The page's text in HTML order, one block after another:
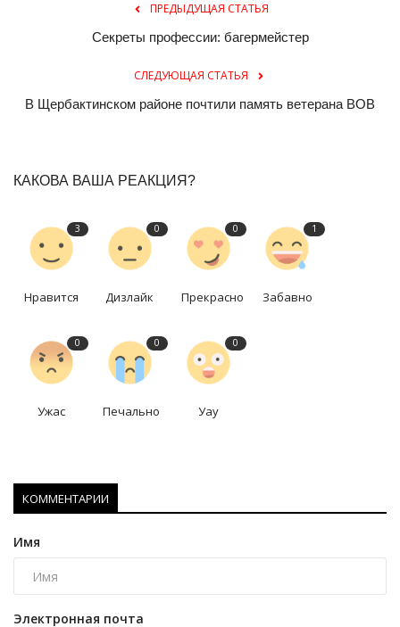
ПРЕДЫДУЩАЯ СТАТЬЯ
Секреты профессии: багермейстер
СЛЕДУЮЩАЯ СТАТЬЯ
В Щербактинском районе почтили память ветерана ВОВ
КАКОВА ВАША РЕАКЦИЯ?
3
Нравится
0
Дизлайк
0
Прекрасно
1
Забавно
0
Ужас
0
Печально
0
Уау
КОММЕНТАРИИ
Имя
Электронная почта